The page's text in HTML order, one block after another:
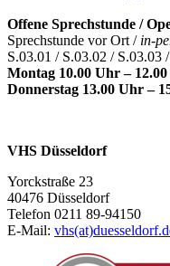
Offene Sprechstunde /
Sprechstunde vor Ort / in-
S.03.01 / S.03.02 / S.03.03
Montag 10.00 Uhr –
Donnerstag 13.00 Uhr –
VHS Düsseldorf
Yorckstraße 23
40476 Düsseldorf
Telefon 0211 89-94150
E-Mail: